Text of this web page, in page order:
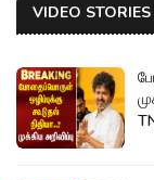
VIDEO STORIES